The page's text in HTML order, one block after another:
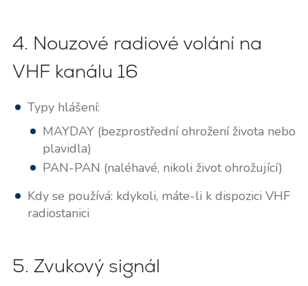
4. Nouzové radiové volání na
VHF kanálu 16
Typy hlášení:
MAYDAY (bezprostřední ohrožení života nebo
plavidla)
PAN-PAN (naléhavé, nikoli život ohrožující)
Kdy se používá: kdykoli, máte-li k dispozici VHF
radiostanici
5. Zvukový signál